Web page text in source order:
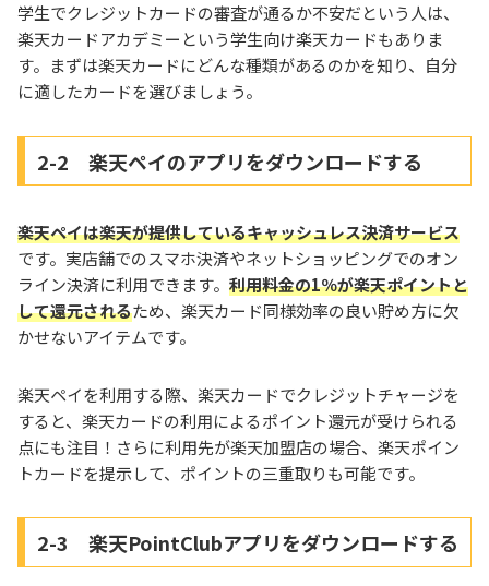
学生でクレジットカードの審査が通るか不安だという人は、
楽天カードアカデミーという学生向け楽天カードもありま
す。まずは楽天カードにどんな種類があるのかを知り、自分
に適したカードを選びましょう。
2-2 楽天ペイのアプリをダウンロードする
楽天ペイは楽天が提供しているキャッシュレス決済サービス
です。実店舗でのスマホ決済やネットショッピングでのオン
ライン決済に利用できます。 利用料金の1％が楽天ポイントと
して還元されるため、楽天カード同様効率の良い貯め方に欠
かせないアイテムです。
楽天ペイを利用する際、楽天カードでクレジットチャージを
すると、楽天カードの利用によるポイント還元が受けられる
点にも注目！さらに利用先が楽天加盟店の場合、楽天ポイン
トカードを提示して、ポイントの三重取りも可能です。
2-3 楽天PointClubアプリをダウンロードする